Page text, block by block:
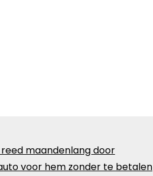
maandenlang door
voor hem zonder te betalen